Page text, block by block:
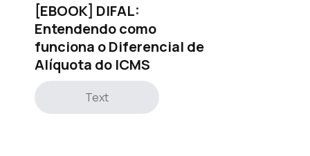
[EBOOK] DIFAL:
Entendendo como
funciona o Diferencial de
Alíquota do ICMS
Text